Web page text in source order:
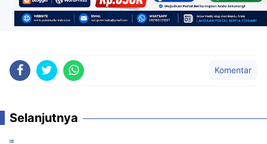
Komentar
Selanjutnya